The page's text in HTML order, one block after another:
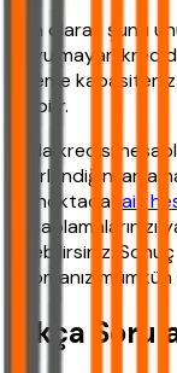
Son olarak şunu
duyulmayan
ödeme
olabilir.
Tarla kredisi
belirlendiğini
Bu noktada faiz
edebilirsiniz.
yapmanız mümkün
Sıkça